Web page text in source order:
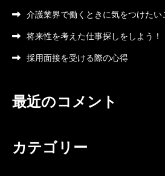
介護業界で働くときに気をつけたい
将来性を考えた仕事探しをしよう！
採用面接を受ける際の心得
最近のコメント
カテゴリー